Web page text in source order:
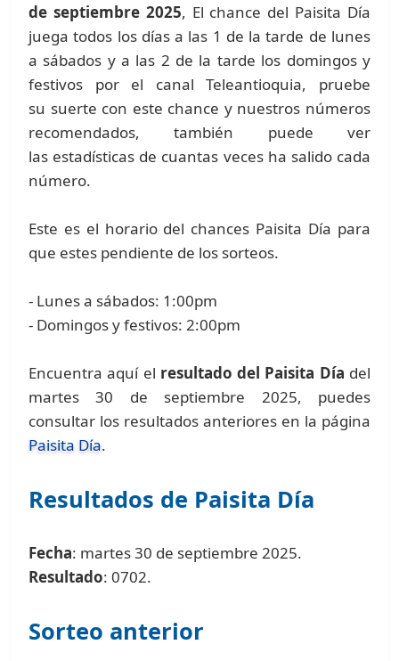
de septiembre 2025, El chance del Paisita Día
juega todos los días a las 1 de la tarde de lunes
a sábados y a las 2 de la tarde los domingos y
festivos por el canal Teleantioquia, pruebe
su suerte con este chance y nuestros números
recomendados, también puede ver
las estadísticas de cuantas veces ha salido cada
número.
Este es el horario del chances Paisita Día para
que estes pendiente de los sorteos.
- Lunes a sábados: 1:00pm
- Domingos y festivos: 2:00pm
Encuentra aquí el resultado del Paisita Día del
martes 30 de septiembre 2025, puedes
consultar los resultados anteriores en la página
Paisita Día.
Resultados de Paisita Día
Fecha: martes 30 de septiembre 2025.
Resultado: 0702.
Sorteo anterior